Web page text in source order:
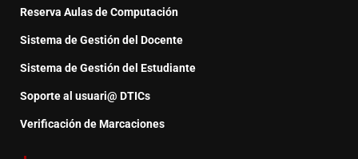
Reserva Aulas de Computación
Sistema de Gestión del Docente
Sistema de Gestión del Estudiante
Soporte al usuari@ DTICs
Verificación de Marcaciones